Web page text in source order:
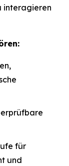
interagieren
für
und